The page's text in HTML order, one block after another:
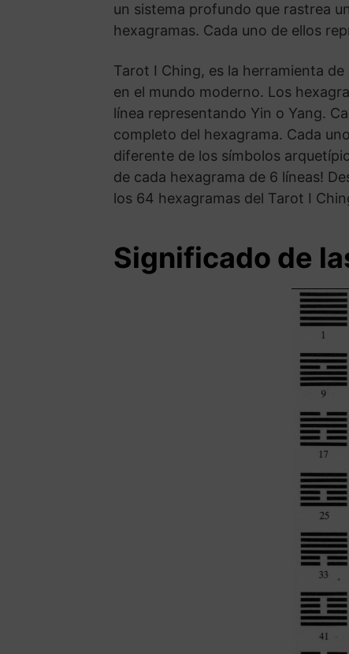
un sistema profundo que rastrea
hexagramas. Cada uno de ellos
Tarot I Ching, es la herramienta
en el mundo moderno. Los
línea representando Yin o Yang.
completo del hexagrama. Cada
diferente de los símbolos
de cada hexagrama de 6 líneas!
los 64 hexagramas del Tarot I
Significado de